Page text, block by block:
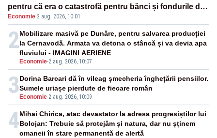
pentru că era o catastrofă pentru bănci și fondurile de
pensii
Economie·2 aug. 2026, 10:01
2
Economie-2 aug. 2026, 10:07
Mobilizare masivă pe Dunăre, pentru salvarea producției
la Cernavodă. Armata va detona o stâncă și va devia apa
fluviului - IMAGINI AERIENE
3 Economie-2 aug. 2026, 10:09
Dorina Barcari dă în vileag șmecheria înghețării pensiilor.
Sumele uriașe pierdute de fiecare român
4Mihai Chirica, atac devastator la adresa progresiștilor lui
Bolojan: Trebuie să protejăm și natura, dar nu șținem
omaneii în stare permanentă de alertă